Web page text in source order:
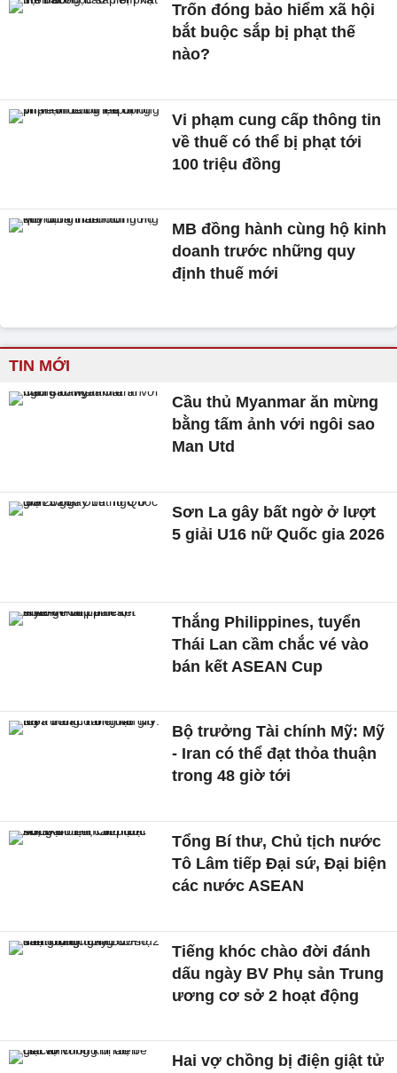
Trốn đóng bảo hiểm xã hội
bắt buộc sắp bị phạt thế
nào?
Vi phạm cung cấp thông tin
về thuế có thể bị phạt tới
100 triệu đồng
MB đồng hành cùng hộ kinh
doanh trước những quy
định thuế mới
TIN MỚI
Cầu thủ Myanmar ăn mừng
bằng tấm ảnh với ngôi sao
Man Utd
Sơn La gây bất ngờ ở lượt
5 giải U16 nữ Quốc gia 2026
Thắng Philippines, tuyển
Thái Lan cầm chắc vé vào
bán kết ASEAN Cup
Bộ trưởng Tài chính Mỹ: Mỹ
- Iran có thể đạt thỏa thuận
trong 48 giờ tới
Tổng Bí thư, Chủ tịch nước
Tô Lâm tiếp Đại sứ, Đại biện
các nước ASEAN
Tiếng khóc chào đời đánh
dấu ngày BV Phụ sản Trung
ương cơ sở 2 hoạt động
Hai vợ chồng bị điện giật tử